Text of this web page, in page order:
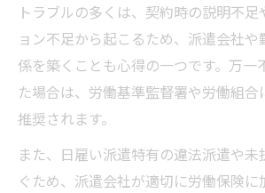
トラブルの多くは、契約時の説明不
ョン不足から起こるため、派遣会社
係を築くことも心得の一つです。万一
た場合は、労働基準監督署や労働組合
推奨されます。
また、日雇い派遣特有の違法派遣や
ぐため、派遣会社が適切に労働保険に